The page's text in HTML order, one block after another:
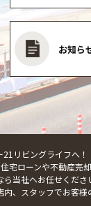
お知ら
リビングライフへ！
ローンや不動産売
当社へお任せくださ
、スタッフでお客様